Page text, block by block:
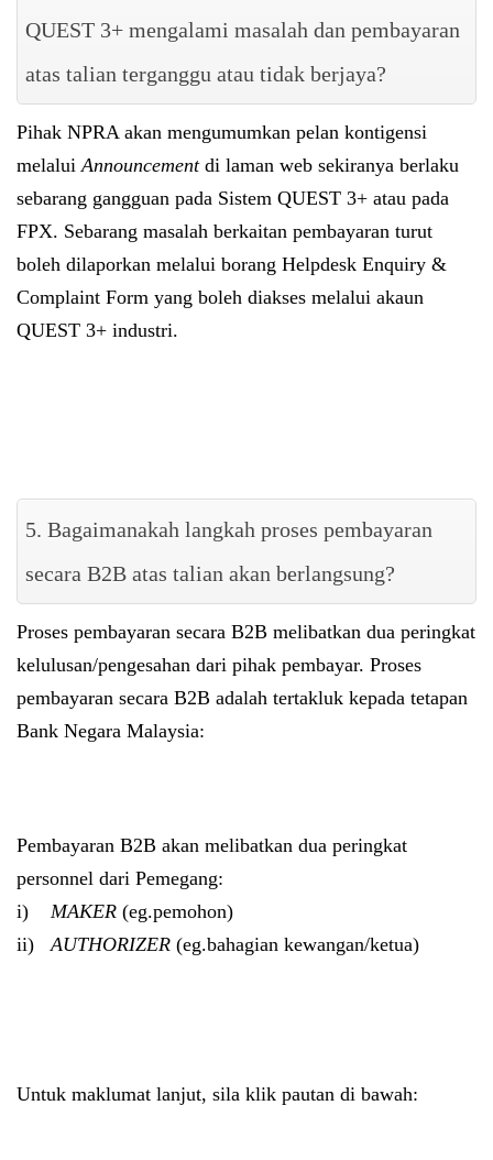
QUEST 3+ mengalami masalah dan pembayaran
atas talian terganggu atau tidak berjaya?
Pihak NPRA akan mengumumkan pelan kontigensi
melalui Announcementdi laman web sekiranya berlaku
sebarang gangguan pada Sistem QUEST 3+ atau pada
FPX. Sebarang masalah berkaitan pembayaran turut
boleh dilaporkan melalui borang Helpdesk Enquiry &
Complaint Form yang boleh diakses melalui akaun
QUEST 3+ industri.
5. Bagaimanakah langkah proses pembayaran
secara B2B atas talian akan berlangsung?
Proses pembayaran secara B2B melibatkan dua peringkat
kelulusan/pengesahan dari pihak pembayar. Proses
pembayaran secara B2B adalah tertakluk kepada tetapan
Bank Negara Malaysia:
Pembayaran B2B akan melibatkan dua peringkat
personnel dari Pemegang:
i) MAKER (eg.pemohon)
ii) AUTHORIZER (eg.bahagian kewangan/ketua)
Untuk maklumat lanjut, sila klik pautan di bawah: